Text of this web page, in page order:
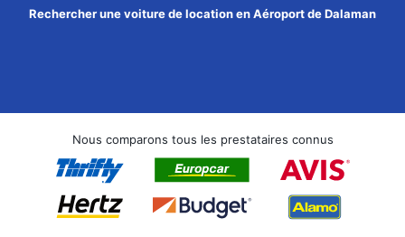
Rechercher une voiture de location en Aéroport de Dalaman
Nous comparons tous les prestataires connus